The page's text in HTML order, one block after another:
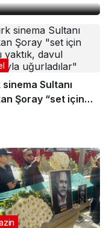
sinema Sultanı
Şoray “set için